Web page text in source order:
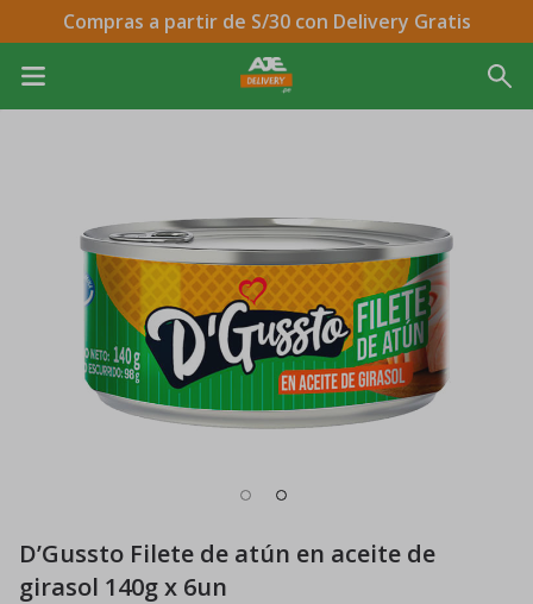
Compras a partir de S/30 con Delivery Gratis
D’Gussto Filete de atún en aceite de
girasol 140g x 6un